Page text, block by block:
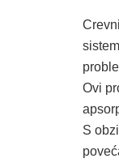
Ovi
S